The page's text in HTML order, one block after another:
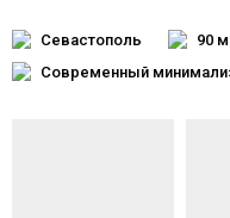
Севастополь 90
Современный